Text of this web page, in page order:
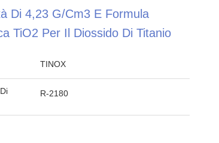
Di 4,23 G/cm3 E Formula
TiO2 Per Il Diossido Di Titanio
TINOX
R-2180